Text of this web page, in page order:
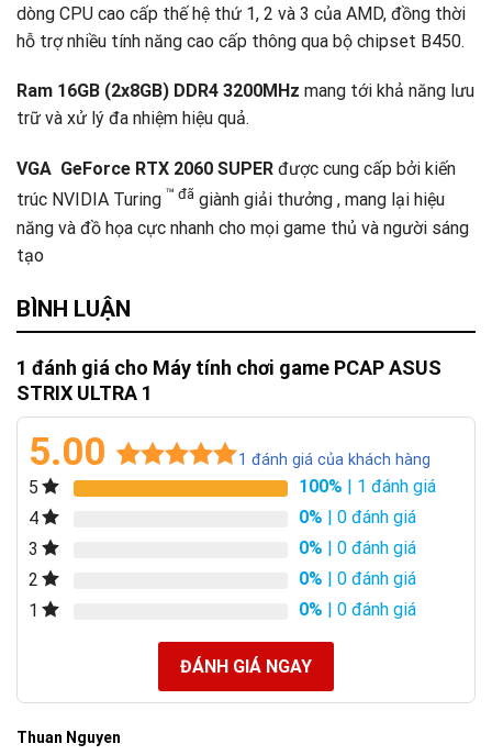
dòng CPU cao cấp thế hệ thứ 1, 2 và 3 của AMD, đồng thời
hỗ trợ nhiều tính năng cao cấp thông qua bộ chipset B450.
Ram 16GB (2x8GB) DDR4 3200MHz mang tới khả năng lưu
trữ và xử lý đa nhiệm hiệu quả.
VGA GeForce RTX 2060 SUPER được cung cấp bởi kiến
trúc NVIDIA Turing ™ đã giành giải thưởng , mang lại hiệu
năng và đồ họa cực nhanh cho mọi game thủ và người sáng
tạo
BÌNH LUẬN
1 đánh giá cho Máy tính chơi game PCAP ASUS
STRIX ULTRA 1
5.00 1 đánh giá của khách hàng
5 100% | 1 đánh giá
4
0% | 0 đánh giá
3
0% | 0 đánh giá
2
0% | 0 đánh giá
1
0% | 0 đánh giá
ĐÁNH GIÁ NGAY
Thuan Nguyen